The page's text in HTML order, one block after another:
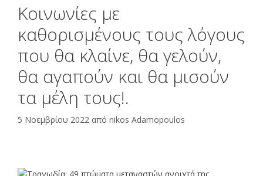
Κοινωνίες με
καθορισμένους τους λόγους
που θα κλαίνε, θα γελούν,
θα αγαπούν και θα μισούν
τα μέλη τους!.
5 Νοεμβρίου 2022 από nikos Adamopoulos